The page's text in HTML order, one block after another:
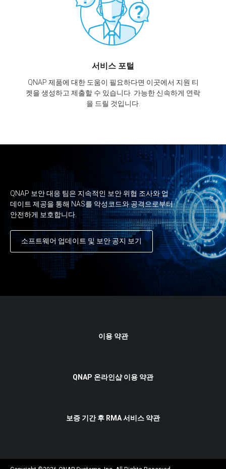
서비스 포털
QNAP 제품에 대한 도움이 필요하다면 이곳에서 지원 티
켓을 생성하고 제출할 수 있습니다. 가능한 신속하게 연락
을 드릴 것입니다.
QNAP 보안 대응 팀은 지속적인 보안 위협 조사와 업
데이트 제공을 통해 NAS를 악성코드와 공격으로부터
안전하게 보호합니다.
소프트웨어 업데이트 및 보안 공지 보기
이용 약관
QNAP 온라인샵 이용 약관
보증 기간 후 RMA 서비스 약관